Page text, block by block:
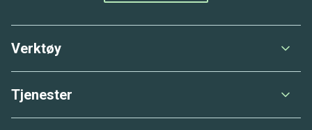
Verktøy
Tjenester